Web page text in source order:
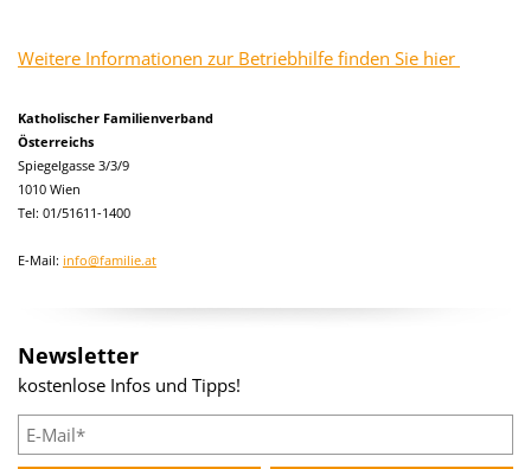
Weitere Informationen zur Betriebhilfe finden Sie hier
Katholischer Familienverband
Österreichs
Spiegelgasse 3/3/9
1010 Wien
Tel: 01/51611-1400
E-Mail: info@familie.at
Newsletter
kostenlose Infos und Tipps!